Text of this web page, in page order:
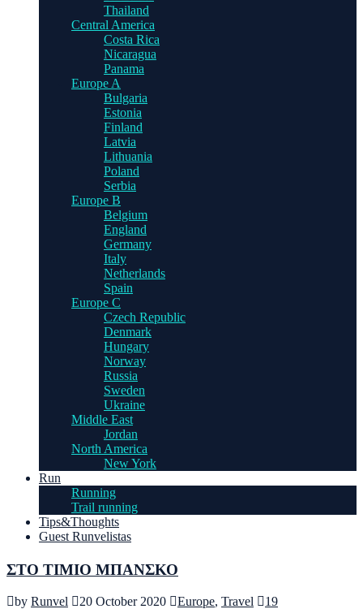
Thailand
Central America
Costa Rica
Nicaragua
Panama
Europe A
Bulgaria
Estonia
Finland
Latvia
Lithuania
Poland
Serbia
Europe B
Belgium
England
Germany
Italy
Netherlands
Spain
Europe C
Czech Republic
Denmark
Hungary
Norway
Russia
Sweden
Ukraine
Middle East
Jordan
North America
New York
Run
Running
Trail running
Tips&Thoughts
Guest Runvelistas
ΣΤΟ ΤΙΜΙΟ ΜΠΑΝΣΚΟ
by Runvel 20 October 2020 Europe, Travel 19